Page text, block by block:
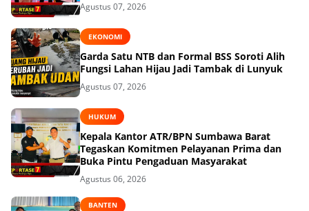
Agustus 07, 2026
EKONOMI
Garda Satu NTB dan Formal BSS Soroti Alih
Fungsi Lahan Hijau Jadi Tambak di Lunyuk
Agustus 07, 2026
HUKUM
Kepala Kantor ATR/BPN Sumbawa Barat
Tegaskan Komitmen Pelayanan Prima dan
Buka Pintu Pengaduan Masyarakat
Agustus 06, 2026
BANTEN